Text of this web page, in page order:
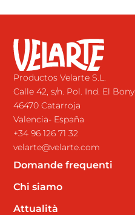
Productos Velarte S.L.
Calle 42, s/n. Pol. Ind. El Bony
46470 Catarroja
Valencia- España
+34 96 126 71 32
velarte@velarte.com
Domande frequenti
Chi siamo
Attualità